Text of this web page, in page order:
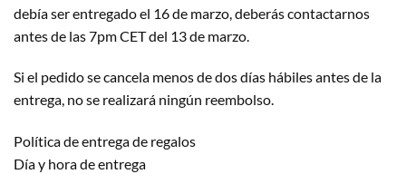
debía ser entregado el 16 de marzo, deberás contactarnos
antes de las 7pm CET del 13 de marzo.
Si el pedido se cancela menos de dos días hábiles antes de la
entrega, no se realizará ningún reembolso.
Política de entrega de regalos
Día y hora de entrega